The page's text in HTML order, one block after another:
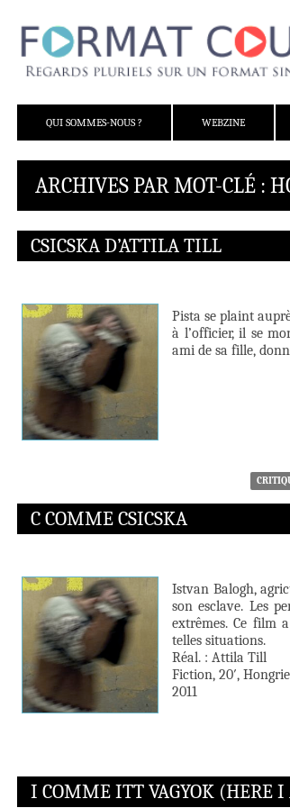
QUI SOMMES-NOUS ?
WEBZINE
ARCHIVES PAR MOT-CLÉ :
CSICSKA D’ATTILA TILL
Pista se plaint
à l’officier, il se
ami de sa fille,
C COMME CSICSKA
Istvan Balogh,
son esclave. Les
extrêmes. Ce film
telles situations.
Réal. : Attila Till
Fiction, 20′, Hongrie
2011
I COMME ITT VAGYOK (HERE